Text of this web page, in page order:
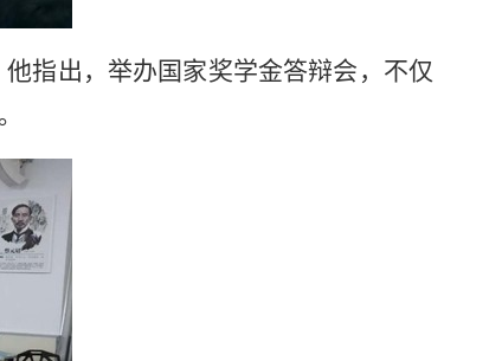
指出，举办国家奖学金答辩会，不仅